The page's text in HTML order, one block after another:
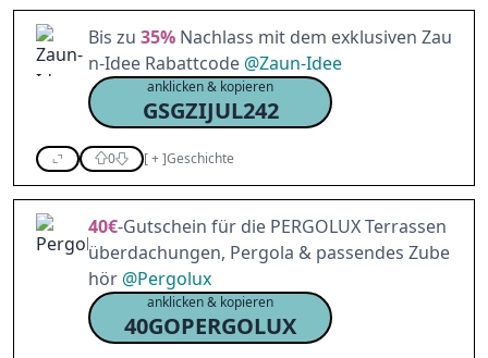
Bis zu 35% Nachlass mit dem exklusiven Zau
n-Idee Rabattcode @Zaun-Idee
anklicken & kopieren
GSGZIJUL242
0 [+]Geschichte
40€-Gutschein für die PERGOLUX Terrassen
überdachungen, Pergola & passendes Zube
hör @Pergolux
anklicken & kopieren
40GOPERGOLUX